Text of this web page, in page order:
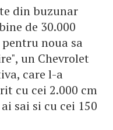
din buzunar
de 30.000
pentru noua sa
un Chevrolet
care l-a
cu cei 2.000 cm
sai si cu cei 150